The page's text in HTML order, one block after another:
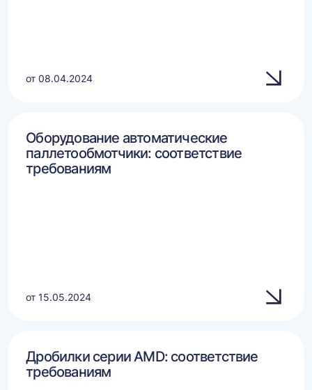
от 08.04.2024
Оборудование автоматические
паллетообмотчики: соответствие
требованиям
от 15.05.2024
Дробилки серии AMD: соответствие
требованиям